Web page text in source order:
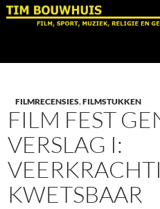
Ga
FILMRECENSIES,FILMSTUKKEN
FILM FEST
VERSLAG I:
KWETSBAAR